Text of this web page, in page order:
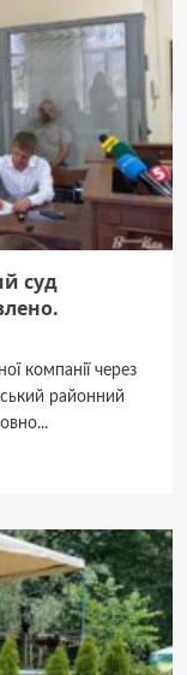
суд
компанії через
районний